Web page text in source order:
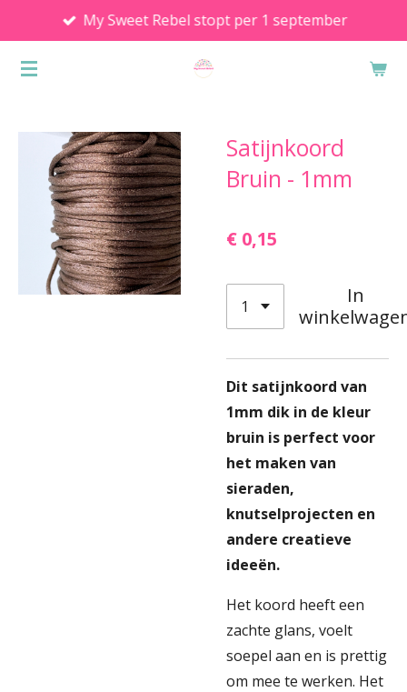
direct
naar
My Sweet Rebel stopt per 1 september
Satijnkoord
Bruin - 1mm
€ 0,15
In
Dit satijnkoord van
1mm dik in de kleur
bruin is perfect voor
het maken van
sieraden,
knutselprojecten en
andere creatieve
ideeën.
Het koord heeft een
zachte glans, voelt
soepel aan en is prettig
om mee te werken. Het